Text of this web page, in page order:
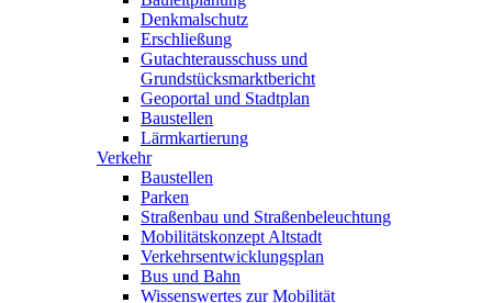
Denkmalschutz
Erschließung
Gutachterausschuss und
Grundstücksmarktbericht
Geoportal und Stadtplan
Baustellen
Lärmkartierung
Verkehr
Baustellen
Parken
Straßenbau und Straßenbeleuchtung
Mobilitätskonzept Altstadt
Verkehrsentwicklungsplan
Bus und Bahn
Wissenswertes zur Mobilität